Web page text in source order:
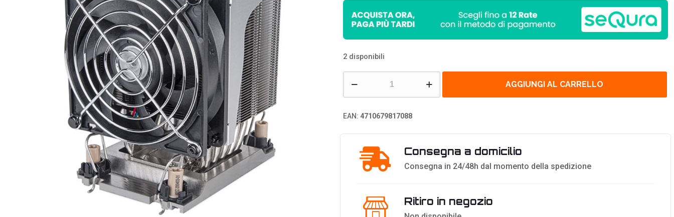
2 disponibili
CPU
Cooler
AGGIUNGI AL CARRELLO
EAN: 4710679817088
Consegna a domicilio
Consegna in 24/48h dal momento della spedizione
Ritiro in negozio